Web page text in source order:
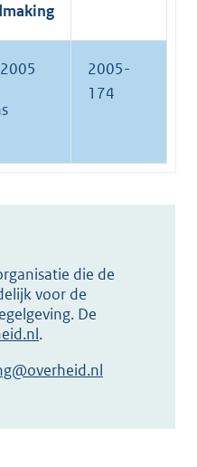
2005-
174
die de
voor de
De
.